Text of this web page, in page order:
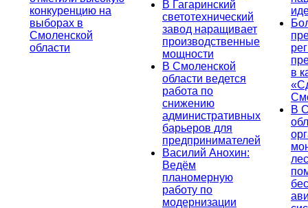
конкуренцию на
выборах в
Смоленской
области
В Гагаринский
светотехнический
завод наращивает
производственные
мощности
В Смоленской
области ведется
работа по
снижению
административных
барьеров для
предпринимателей
Василий Анохин:
Ведём
планомерную
работу по
модернизации
в
В